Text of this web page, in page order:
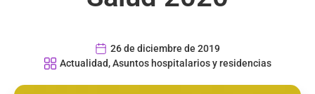
26 de diciembre de 2019
Actualidad,Asuntos hospitalarios y residencias